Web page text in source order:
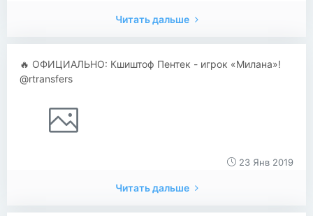
Читать дальше
🔥 ОФИЦИАЛЬНО: Кшиштоф Пентек - игрок «Милана»!
@rtransfers
23 Янв 2019
Читать дальше